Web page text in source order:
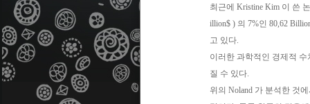
최근에 Kristine Kim 이 쓴
illion$ ) 의 7%인 80,62
고 있다.
이러한 과학적인 경제적
질 수 있다.
위의 Noland 가 분석한 것